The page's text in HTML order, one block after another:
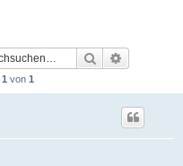
Suche
1 von 1